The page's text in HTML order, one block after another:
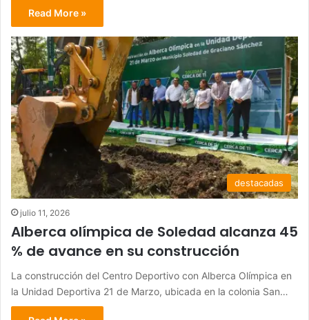
Read More »
destacadas
julio 11, 2026
Alberca olímpica de Soledad alcanza 45
% de avance en su construcción
La construcción del Centro Deportivo con Alberca Olímpica en
la Unidad Deportiva 21 de Marzo, ubicada en la colonia San…